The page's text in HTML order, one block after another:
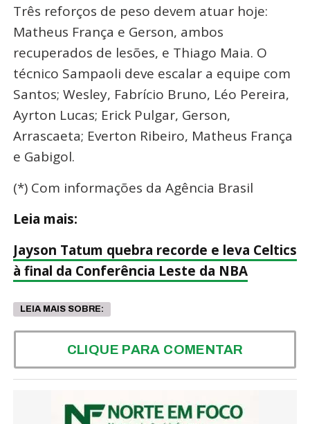
Três reforços de peso devem atuar hoje:
Matheus França e Gerson, ambos
recuperados de lesões, e Thiago Maia. O
técnico Sampaoli deve escalar a equipe com
Santos; Wesley, Fabrício Bruno, Léo Pereira,
Ayrton Lucas; Erick Pulgar, Gerson,
Arrascaeta; Everton Ribeiro, Matheus França
e Gabigol.
(*) Com informações da Agência Brasil
Leia mais:
Jayson Tatum quebra recorde e leva Celtics
à final da Conferência Leste da NBA
LEIA MAIS SOBRE:
CLIQUE PARA COMENTAR